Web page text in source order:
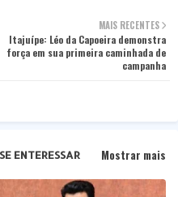
tsa
MAIS RECENTES
Itajuípe: Léo da Capoeira demonstra
força em sua primeira caminhada de
campanha
ENTERESSAR Mostrar mais